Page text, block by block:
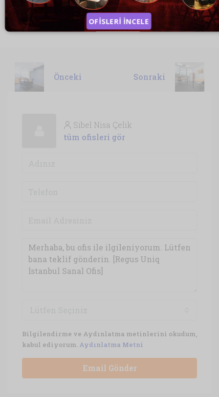
Bilgi Talep Et
Önceki Sonraki
Sibel Nisa Çelik
tüm ofisleri gör
Bilgilendirme ve Aydınlatma metinlerini okudum,
kabul ediyorum. Aydınlatma Metni
Email Gönder
OFİSLERİ İNCELE